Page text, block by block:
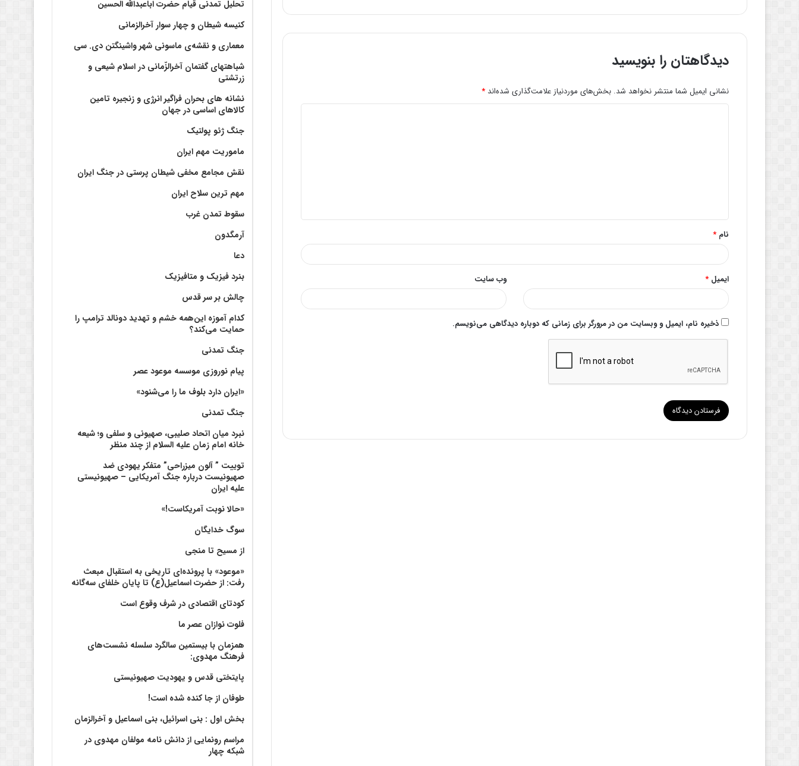
دیدگاهتان را بنویسید
نشانی ایمیل شما منتشر نخواهد شد. بخش‌های موردنیاز علامت‌گذاری شده‌اند *
*
نام *
ایمیل * وب‌ سایت
ذخیره نام، ایمیل و وبسایت من در مرورگر برای زمانی که دوباره دیدگاهی می‌نویسم.
تحلیل تمدنی قیام حضرت اباعبدالله الحسین
کنیسه شیطان و چهار سوار آخرالزمانی
معماری و نقشه‌ی ماسونی شهر واشينگتن دی. سی
شباهتهای گفتمان آخر‌الزّمانی در اسلام شیعی و
زرتشتی
نشانه های بحران فراگیر انرژی و زنجیره تامین
کالاهای اساسی در جهان
جنگ ژئو پولتیک
ماموریت مهم ایران
نقش مجامع مخفی شیطان پرستی در جنگ ایران
مهم ترین سلاح ایران
سقوط تمدن غرب
آرمگدون
دعا
بنرد فیزیک و متافیزیک
چالش بر سر قدس
کدام آموزه این‌همه خشم و تهدید دونالد ترامپ را
حمایت می‌کند؟
جنگ تمدنی
پیام نوروزی موسسه موعود عصر
«ایران دارد بلوف ما را می‌شنود»
جنگ تمدنی
نبرد میان اتحاد صلیبی، صهیونی و سلفی و؛ شیعه
خانه امام زمان علیه السلام از چند منظر
توییت ” آلون میزراحی” متفکر یهودی ضد
صهیونیست درباره جنگ آمریکایی – صهیونیستی
علیه ایران
«حالا نوبت آمریکاست!»
سوگ خدایگان
از مسیح تا منجی
«موعود» با پرونده‌ای تاریخی به استقبال مبعث
رفت: از حضرت اسماعیل(ع) تا پایان خلفای سه‌گانه
کودتای اقتصادی در شرف وقوع است
فلوت نوازان عصر ما
همزمان با بیستمین سالگرد سلسله نشست‌های
فرهنگ مهدوی:‌
پایتختی قدس و یهودیت صهیونیستی
طوفان از جا کنده شده است!
بخش اول : بنی اسرائیل، بنی اسماعیل و آخرالزمان
مراسم رونمایی از دانش نامه مولفان مهدوی در
شبکه چهار